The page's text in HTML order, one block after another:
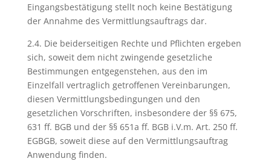
Eingangsbestätigung stellt noch keine Bestätigung
der Annahme des Vermittlungsauftrags dar.
2.4. Die beiderseitigen Rechte und Pflichten ergeben
sich, soweit dem nicht zwingende gesetzliche
Bestimmungen entgegenstehen, aus den im
Einzelfall vertraglich getroffenen Vereinbarungen,
diesen Vermittlungsbedingungen und den
gesetzlichen Vorschriften, insbesondere der §§ 675,
631 ff. BGB und der §§ 651a ff. BGB i.V.m. Art. 250 ff.
EGBGB, soweit diese auf den Vermittlungsauftrag
Anwendung finden.